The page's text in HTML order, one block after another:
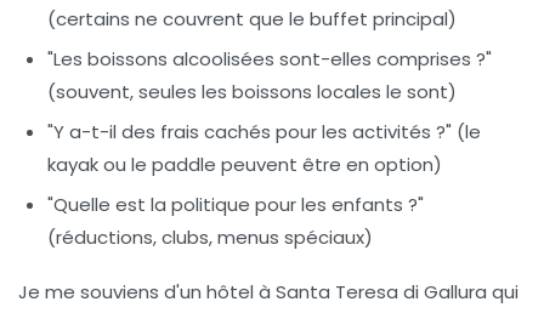
(certains ne couvrent que le buffet principal)
"Les boissons alcoolisées sont-elles comprises ?"
(souvent, seules les boissons locales le sont)
"Y a-t-il des frais cachés pour les activités ?" (le
kayak ou le paddle peuvent être en option)
"Quelle est la politique pour les enfants ?"
(réductions, clubs, menus spéciaux)
Je me souviens d'un hôtel à Santa Teresa di Gallura qui